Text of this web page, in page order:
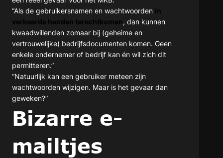
“Als de gebruikersnamen en wachtwoorden in
verkeerde handen terechtkomen, dan kunnen
kwaadwillenden zomaar bij (geheime en
vertrouwelijke) bedrijfsdocumenten komen. Geen
enkele ondernemer of bedrijf kan én wil zich dit
permitteren.”
“Natuurlijk kan een gebruiker meteen zijn
wachtwoorden wijzigen. Maar is het gevaar dan
geweken?”
Bizarre e-
mailtjes